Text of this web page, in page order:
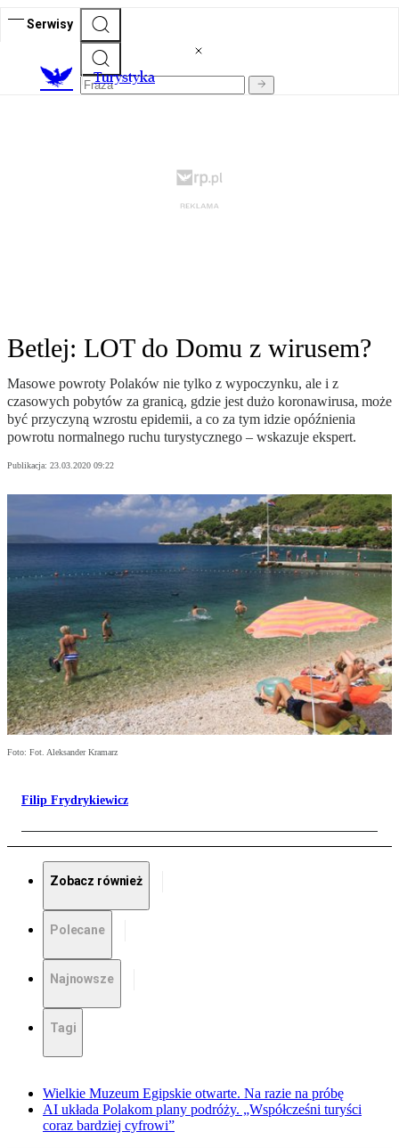
Serwisy
Turystyka
Betlej: LOT do Domu z wirusem?
Masowe powroty Polaków nie tylko z wypoczynku, ale i z
czasowych pobytów za granicą, gdzie jest dużo koronawirusa, może
być przyczyną wzrostu epidemii, a co za tym idzie opóźnienia
powrotu normalnego ruchu turystycznego – wskazuje ekspert.
Publikacja: 23.03.2020 09:22
Foto: Fot. Aleksander Kramarz
Filip Frydrykiewicz
Zobacz również
Polecane
Najnowsze
Tagi
Wielkie Muzeum Egipskie otwarte. Na razie na próbę
AI układa Polakom plany podróży. „Współcześni turyści
coraz bardziej cyfrowi”